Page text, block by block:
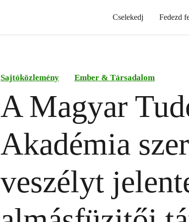
Cselekedj Fedezd
Sajtóközlemény Ember & Társadalom
A Magyar
Akadémia
veszélyt